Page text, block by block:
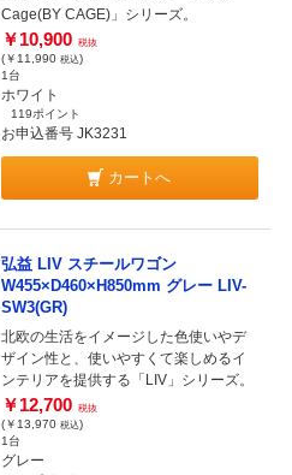
Cage(BY CAGE)」シリーズ。
￥10,900 税抜
(￥11,990 税込)
1台
ホワイト
119ポイント
お申込番号 JK3231
カートへ
弘益 LIV スチールワゴン
W455×D460×H850mm グレー LIV-
SW3(GR)
北欧の生活をイメージした色使いやデ
ザイン性と、使いやすくて楽しめるイ
ンテリアを提供する「LIV」シリーズ。
￥12,700 税抜
(￥13,970 税込)
1台
グレー